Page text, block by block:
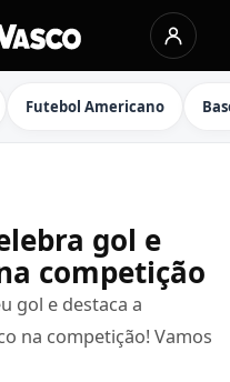
Futebol Americano
gol e
competição
gol e destaca a
na competição! Vamos